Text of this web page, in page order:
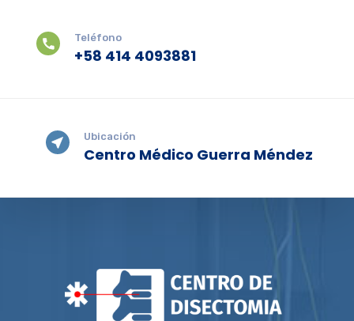
Teléfono
+58 414 4093881
Ubicación
Centro Médico Guerra Méndez